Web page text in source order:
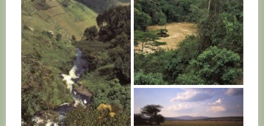
RWANDA